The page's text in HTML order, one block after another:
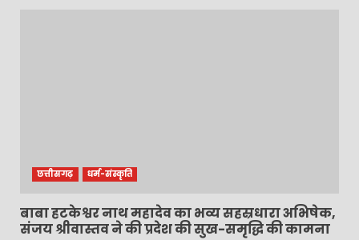
छत्तीसगढ़ धर्म-संस्कृति
बाबा हटकेश्वर नाथ महादेव का भव्य सहस्रधारा अभिषेक,
संजय श्रीवास्तव ने की प्रदेश की सुख-समृद्धि की कामना